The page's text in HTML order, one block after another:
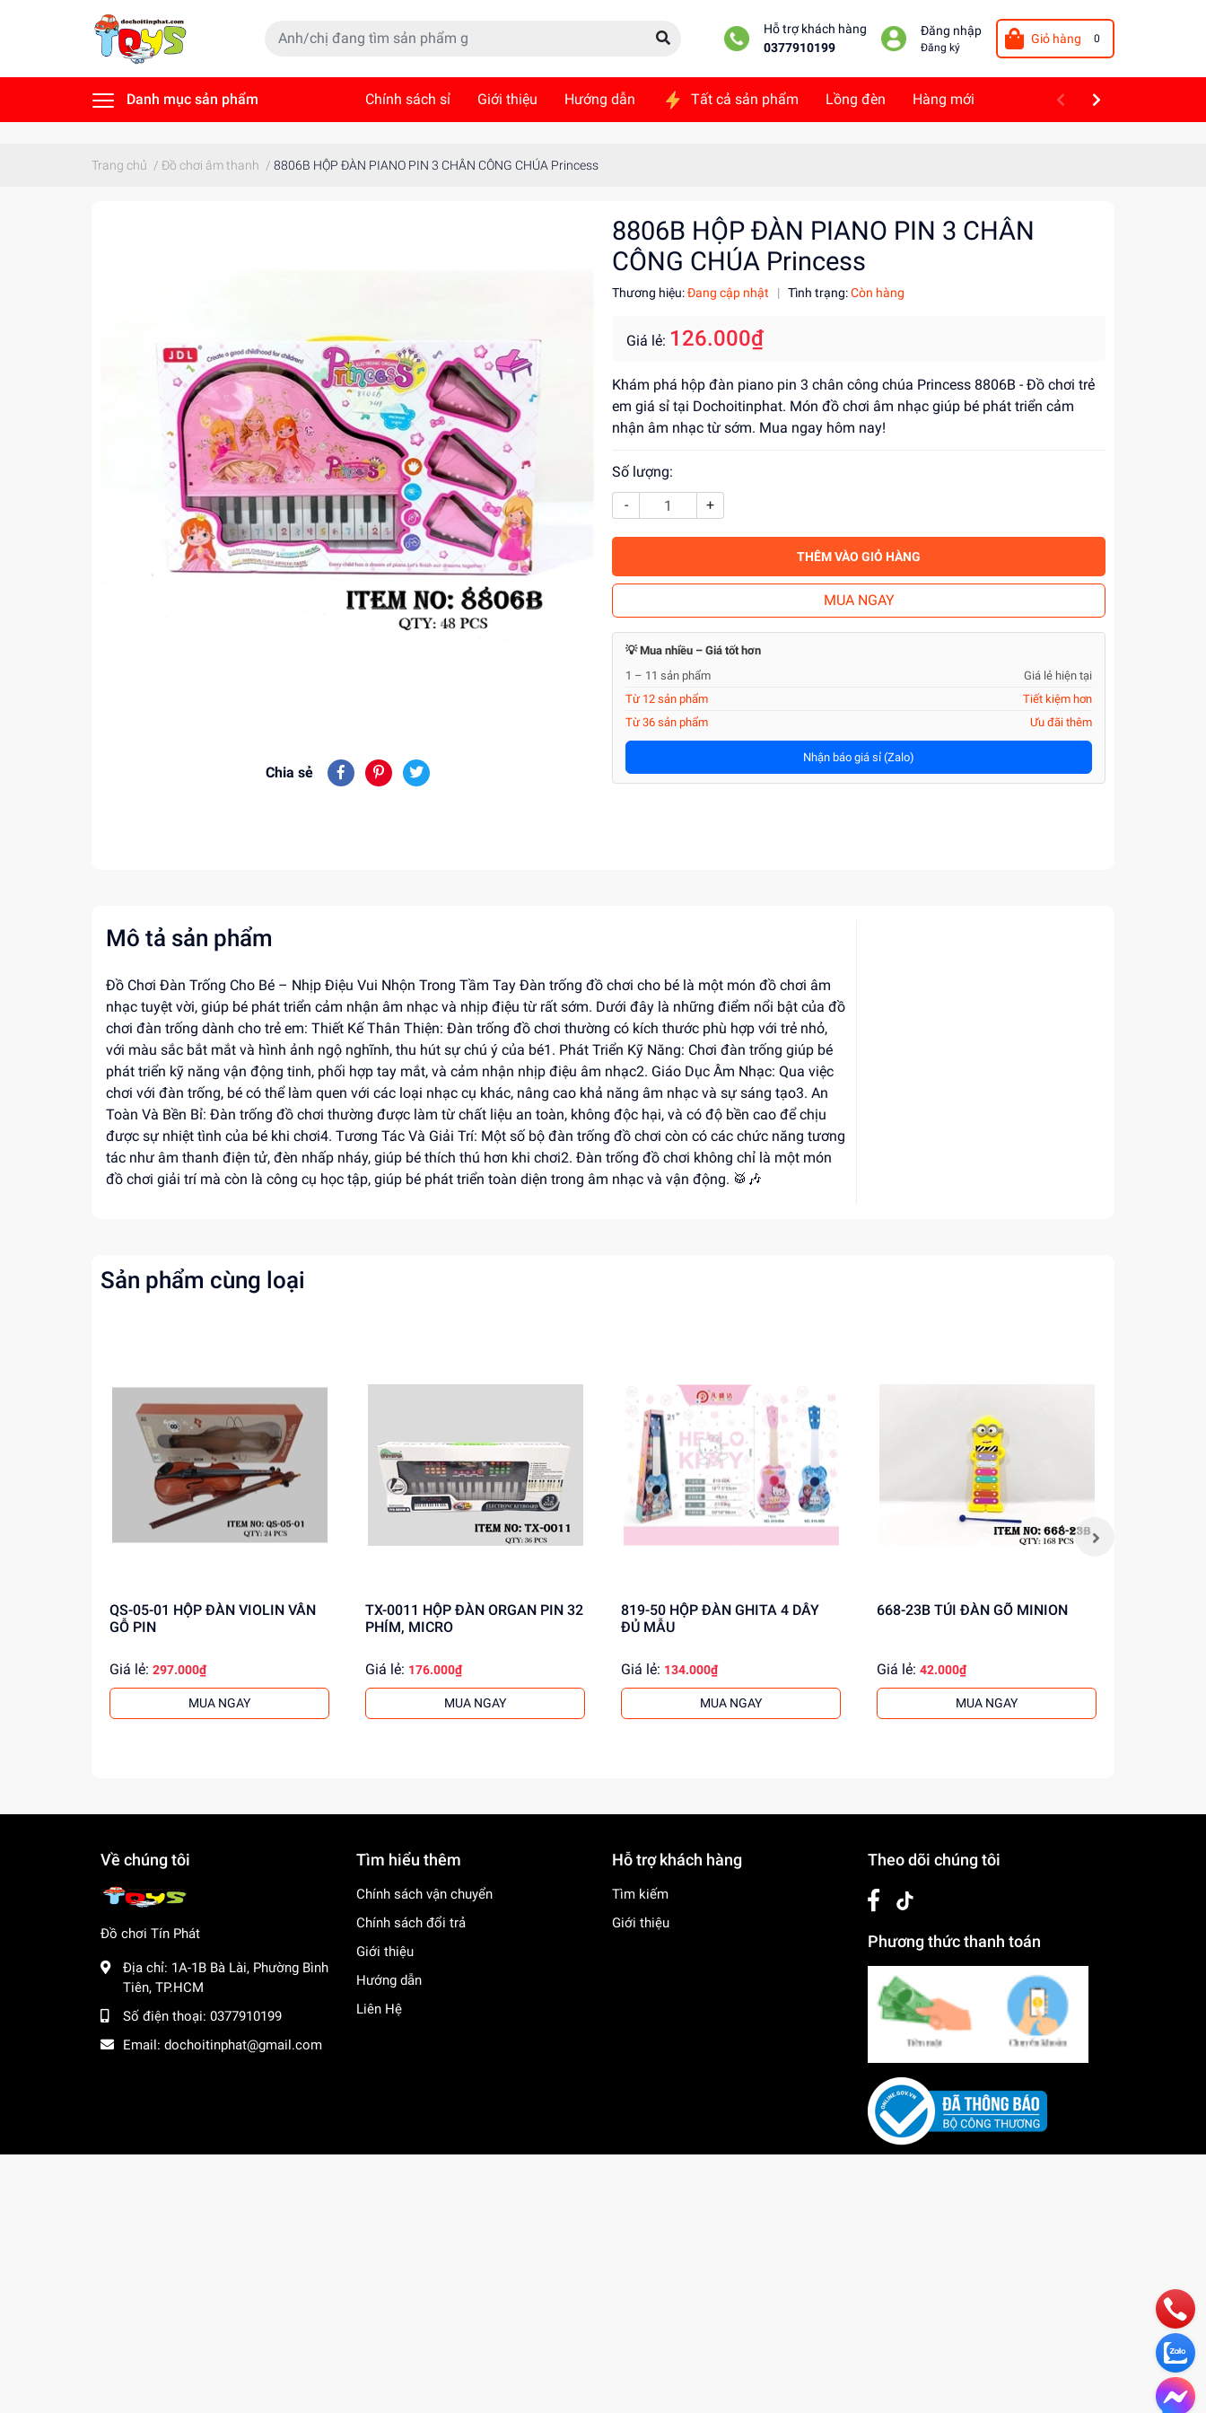
Hỗ trợ khách hàng
0377910199
Đăng nhập
Đăng ký
Giỏ hàng 0
Danh mục sản phẩm Chính sách sỉ Giới thiệu Hướng dẫn Tất cả sản phẩm Lồng đèn Hàng mới
Trang chủ / Đồ chơi âm thanh / 8806B HỘP ĐÀN PIANO PIN 3 CHÂN CÔNG CHÚA Princess
Chia sẻ
8806B HỘP ĐÀN PIANO PIN 3 CHÂN
CÔNG CHÚA Princess
Thương hiệu:Đang cập nhật | Tình trạng:Còn hàng
Giá lẻ: 126.000₫
Khám phá hộp đàn piano pin 3 chân công chúa Princess 8806B - Đồ chơi trẻ
em giá sỉ tại Dochoitinphat. Món đồ chơi âm nhạc giúp bé phát triển cảm
nhận âm nhạc từ sớm. Mua ngay hôm nay!
Số lượng:
-
+
THÊM VÀO GIỎ HÀNG
MUA NGAY
💡 Mua nhiều – Giá tốt hơn
1 – 11 sản phẩm
Giá lẻ hiện tại
Từ 12 sản phẩm
Tiết kiệm hơn
Từ 36 sản phẩm
Ưu đãi thêm
Nhận báo giá sỉ (Zalo)
Mô tả sản phẩm
Đồ Chơi Đàn Trống Cho Bé – Nhịp Điệu Vui Nhộn Trong Tầm Tay Đàn trống đồ chơi cho bé là một món đồ chơi âm
nhạc tuyệt vời, giúp bé phát triển cảm nhận âm nhạc và nhịp điệu từ rất sớm. Dưới đây là những điểm nổi bật của đồ
chơi đàn trống dành cho trẻ em: Thiết Kế Thân Thiện: Đàn trống đồ chơi thường có kích thước phù hợp với trẻ nhỏ,
với màu sắc bắt mắt và hình ảnh ngộ nghĩnh, thu hút sự chú ý của bé1. Phát Triển Kỹ Năng: Chơi đàn trống giúp bé
phát triển kỹ năng vận động tinh, phối hợp tay mắt, và cảm nhận nhịp điệu âm nhạc2. Giáo Dục Âm Nhạc: Qua việc
chơi với đàn trống, bé có thể làm quen với các loại nhạc cụ khác, nâng cao khả năng âm nhạc và sự sáng tạo3. An
Toàn Và Bền Bỉ: Đàn trống đồ chơi thường được làm từ chất liệu an toàn, không độc hại, và có độ bền cao để chịu
được sự nhiệt tình của bé khi chơi4. Tương Tác Và Giải Trí: Một số bộ đàn trống đồ chơi còn có các chức năng tương
tác như âm thanh điện tử, đèn nhấp nháy, giúp bé thích thú hơn khi chơi2. Đàn trống đồ chơi không chỉ là một món
đồ chơi giải trí mà còn là công cụ học tập, giúp bé phát triển toàn diện trong âm nhạc và vận động. 🥁🎶
Sản phẩm cùng loại
QS-05-01 HỘP ĐÀN VIOLIN VÂN
GỖ PIN
Giá lẻ: 297.000₫
MUA NGAY
TX-0011 HỘP ĐÀN ORGAN PIN 32
PHÍM, MICRO
Giá lẻ: 176.000₫
MUA NGAY
819-50 HỘP ĐÀN GHITA 4 DÂY
ĐỦ MẪU
Giá lẻ: 134.000₫
MUA NGAY
668-23B TÚI ĐÀN GÕ MINION
Giá lẻ: 42.000₫
MUA NGAY
Về chúng tôi
Đồ chơi Tín Phát
Địa chỉ: 1A-1B Bà Lài, Phường Bình
Tiên, TP.HCM
Số điện thoại: 0377910199
Email: dochoitinphat@gmail.com
Tìm hiểu thêm
Chính sách vận chuyển
Chính sách đổi trả
Giới thiệu
Hướng dẫn
Liên Hệ
Hỗ trợ khách hàng
Tìm kiếm
Giới thiệu
Theo dõi chúng tôi
Phương thức thanh toán